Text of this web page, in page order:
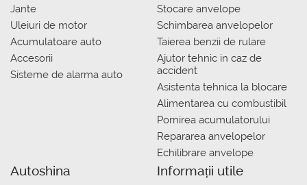
Jante
Uleiuri de motor
Acumulatoare auto
Accesorii
Sisteme de alarma auto
Stocare anvelope
Schimbarea anvelopelor
Taierea benzii de rulare
Ajutor tehnic in caz de
accident
Asistenta tehnica la blocare
Alimentarea cu combustibil
Pornirea acumulatorului
Repararea anvelopelor
Echilibrare anvelope
Autoshina Informații utile